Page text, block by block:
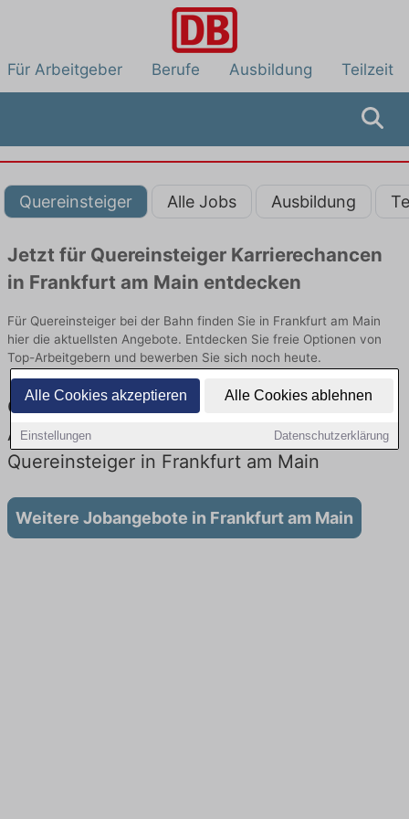
Alle Cookies akzeptieren Alle Cookies ablehnen
Einstellungen Datenschutzerklärung
Für Arbeitgeber Berufe Ausbildung Teilzeit
Quereinsteiger Alle Jobs Ausbildung
Jetzt für Quereinsteiger Karrierechancen
in Frankfurt am Main entdecken
Für Quereinsteiger bei der Bahn finden Sie in Frankfurt am Main
hier die aktuellsten Angebote. Entdecken Sie freie Optionen von
Top-Arbeitgebern und bewerben Sie sich noch heute.
Quereinsteiger Jobs in Frankfurt am Main:
Aktuell gibt es keine Stellenangebote für
Quereinsteiger in Frankfurt am Main
Weitere Jobangebote in Frankfurt am Main